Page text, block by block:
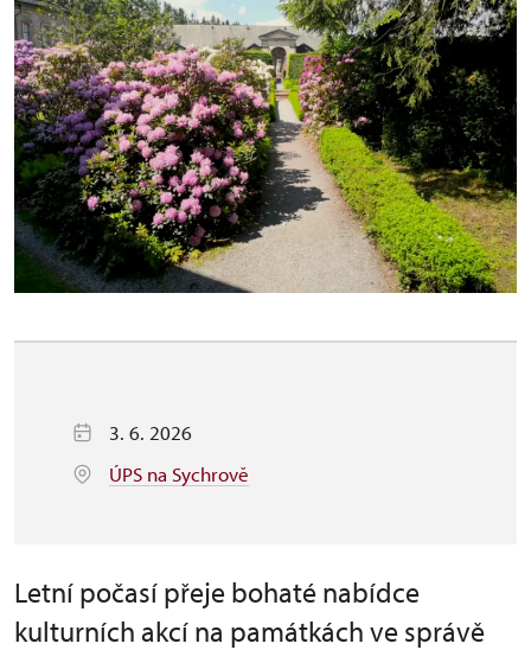
3. 6. 2026
ÚPS na Sychrově
Letní počasí přeje bohaté nabídce
kulturních akcí na památkách ve správě